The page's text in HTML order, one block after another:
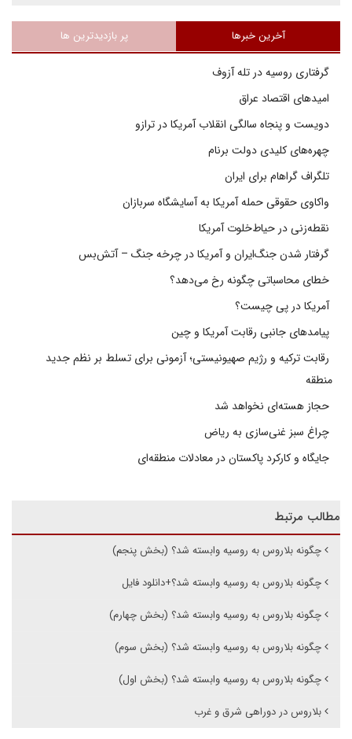
آخرین خبرها پر بازدیدترین ها
گرفتاری روسیه در تله آزوف
امیدهای اقتصاد عراق
دویست و پنجاه سالگی انقلاب آمریکا در ترازو
چهره‌های کلیدی دولت برنام
تلگراف گراهام برای ایران
واکاوی حقوقی حمله آمریکا به آسایشگاه سربازان
نقطه‌زنی در حیاط‌خلوت آمریکا
گرفتار شدن جنگ‌ایران و آمریکا در چرخه جنگ – آتش‌بس
خطای محاسباتی چگونه رخ می‌دهد؟
آمریکا در پی چیست؟
پیامدهای جانبی رقابت آمریکا و چین
رقابت ترکیه و رژیم صهیونیستی؛ آزمونی برای تسلط بر نظم جدید
منطقه
حجاز هسته‌ای نخواهد شد
چراغ سبز غنی‌سازی به ریاض
جایگاه و کارکرد پاکستان در معادلات منطقه‌ای
مطالب مرتبط
چگونه بلاروس به روسیه وابسته شد؟ (بخش پنجم)
چگونه بلاروس به روسیه وابسته شد؟+دانلود فایل
چگونه بلاروس به روسیه وابسته شد؟ (بخش چهارم)
چگونه بلاروس به روسیه وابسته شد؟ (بخش سوم)
چگونه بلاروس به روسیه وابسته شد؟ (بخش اول)
بلاروس در دوراهی شرق و غرب